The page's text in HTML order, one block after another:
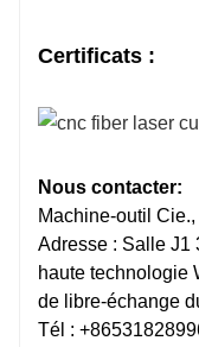
Certificats :
Nous contacter:
Machine-outil
Adresse : Salle J1
haute technologie
de libre-échange
Tél :